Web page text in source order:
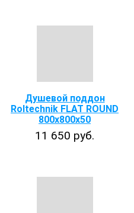
Душевой поддон
Roltechnik FLAT ROUND
800х800х50
11 650 руб.